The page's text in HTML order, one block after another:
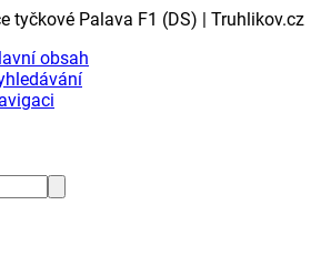
tyčkové Palava F1 (DS) | Truhlikov.cz
obsah